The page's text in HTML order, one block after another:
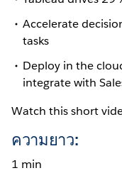
Accelerate
tasks
Deploy in the
integrate with
Watch this short
ความยาว:
1 min